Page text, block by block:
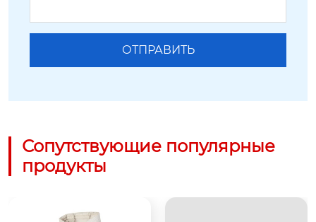
Сопутствующие популярные
продукты